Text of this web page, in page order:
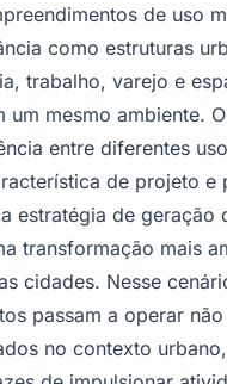
de uso
como estruturas
trabalho, varejo e
um mesmo ambiente.
entre diferentes
de projeto e
estratégia de geração
transformação mais
cidades. Nesse
passam a operar
no contexto